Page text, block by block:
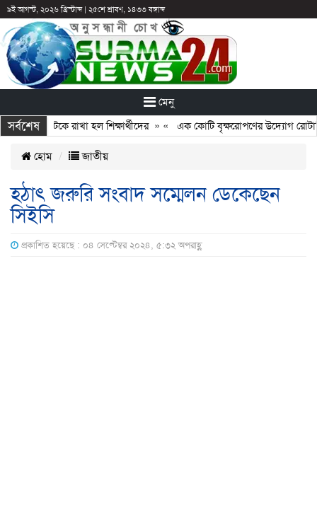
৯ই আগস্ট, ২০২৬ খ্রিস্টাব্দ| ২৫শে শ্রাবণ, ১৪৩৩ বঙ্গাব্দ
মেনু
সর্বশেষ
পরও আটকে রাখা হল শিক্ষার্থীদের» « এক কোটি বৃক্ষরোপণের উদ্যোগ রোটারি
হোম জাতীয়
হঠাৎ জরুরি সংবাদ সম্মেলন ডেকেছেন
সিইসি
প্রকাশিত হয়েছে : ০৪ সেপ্টেম্বর ২০২৪, ৫:৩২ অপরাহ্ণ